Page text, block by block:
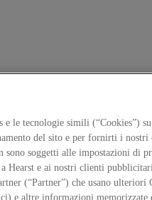
e le tecnologie simili (“Cookies”)
del sito e per fornirti i nostri
sono soggetti alle impostazioni di
a Hearst e ai nostri clienti
(“Partner”) che usano ulteriori
e altre informazioni memorizzate